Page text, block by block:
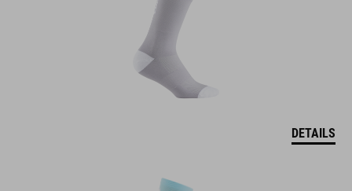
DETAILS